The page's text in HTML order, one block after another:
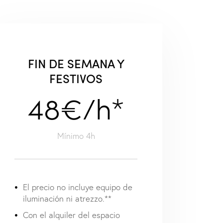
FIN DE SEMANA Y
FESTIVOS
48€/h*
Mínimo 4h
El precio no incluye equipo de
iluminación ni atrezzo.**
Con el alquiler del espacio